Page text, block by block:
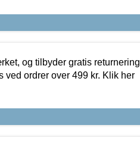
og tilbyder gratis returnering
ved ordrer over 499 kr. Klik her